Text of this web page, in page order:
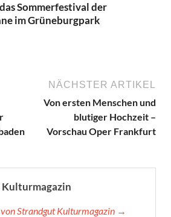
Sommerfestival der
im Grüneburgpark
NÄCHSTER ARTIKEL
Von ersten Menschen und
blutiger Hochzeit –
Vorschau Oper Frankfurt
von Strandgut Kulturmagazin →